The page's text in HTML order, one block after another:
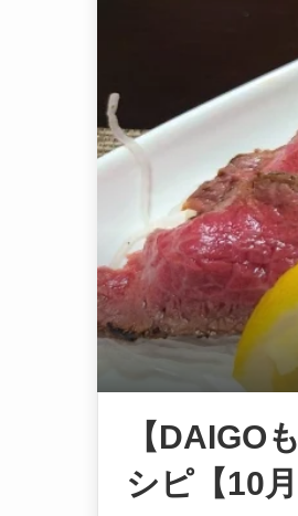
【DAIGO
シピ【10月